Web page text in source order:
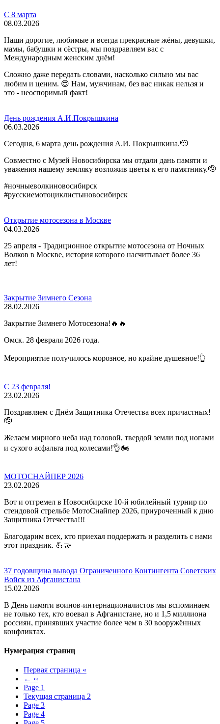
С 8 марта
08.03.2026
Наши дорогие, любимые и всегда прекрасные жёны, девушки,
мамы, бабушки и сёстры, мы поздравляем вас с
Международным женским днём!
Сложно даже передать словами, насколько сильно мы вас
любим и ценим. 😍 Нам, мужчинам, без вас никак нельзя и
это - неоспоримый факт!
День рождения А.И.Покрышкина
06.03.2026
Сегодня, 6 марта день рождения А.И. Покрышкина.🫡
Совместно с Музей Новосибирска мы отдали дань памяти и
уважения нашему земляку возложив цветы к его памятнику.🫡
#ночныеволкиновосибирск
#русскиемотоциклистыновосибирск
Открытие мотосезона в Москве
04.03.2026
25 апреля - Традиционное открытие мотосезона от Ночных
Волков в Москве, история которого насчитывает более 36
лет!
Закрытие Зимнего Сезона
28.02.2026
Закрытие Зимнего Мотосезона!🔥🔥
Омск. 28 февраля 2026 года.
Мероприятие получилось морозное, но крайне душевное!👆
С 23 февраля!
23.02.2026
Поздравляем с Днём Защитника Отечества всех причастных!
🫡
Желаем мирного неба над головой, твердой земли под ногами
и сухого асфальта под колесами!👌🏍️
МОТОСНАЙПЕР 2026
23.02.2026
Вот и отгремел в Новосибирске 10-й юбилейный турнир по
стендовой стрельбе МотоСнайпер 2026, приуроченный к дню
Защитника Отечества!!!
Благодарим всех, кто приехал поддержать и разделить с нами
этот праздник. 💪🤝
37 годовщина вывода Ограниченного Контингента Советских
Войск из Афганистана
15.02.2026
В День памяти воинов-интернационалистов мы вспоминаем
не только тех, кто воевал в Афганистане, но и 1,5 миллиона
россиян, принявших участие более чем в 30 вооружённых
конфликтах.
Нумерация страниц
Первая страница «
← ‹‹
Page 1
Текущая страница 2
Page 3
Page 4